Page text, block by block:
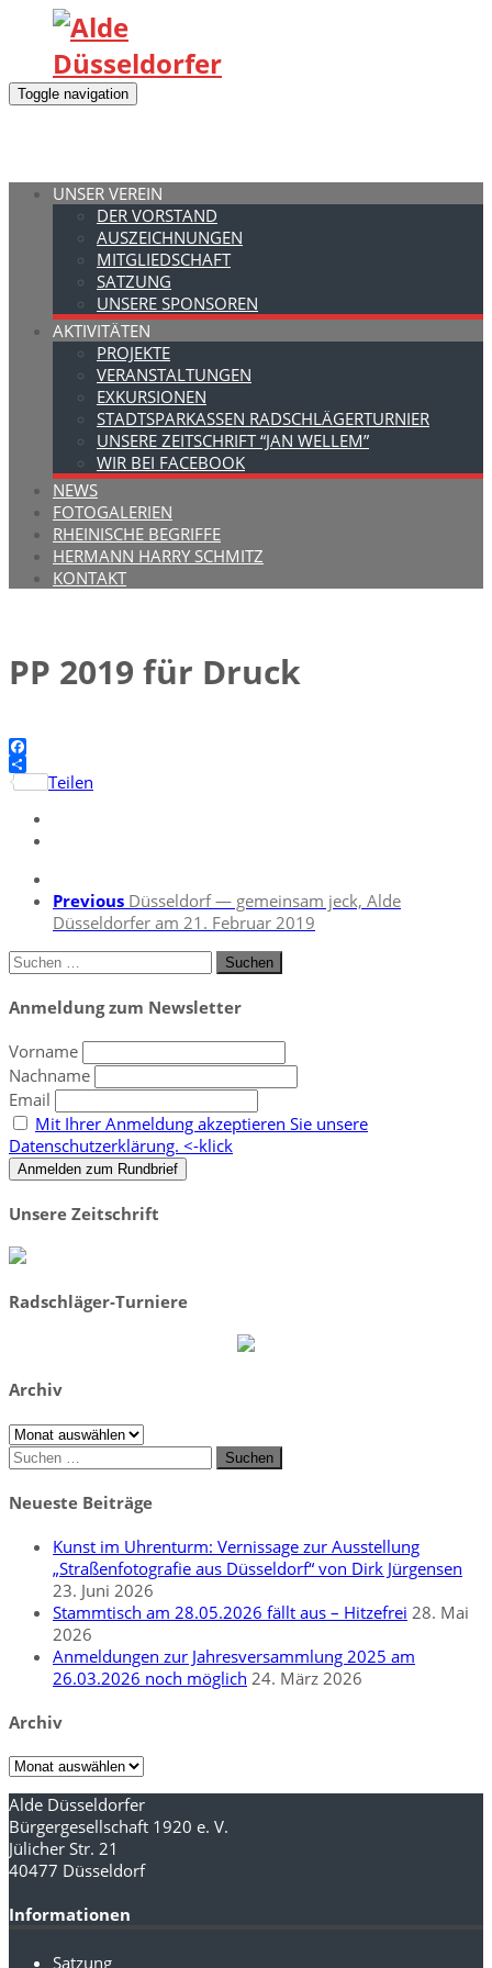
Toggle navigation
UNSER VEREIN
DER VORSTAND
AUSZEICHNUNGEN
MITGLIEDSCHAFT
SATZUNG
UNSERE SPONSOREN
AKTIVITÄTEN
PROJEKTE
VERANSTALTUNGEN
EXKURSIONEN
STADTSPARKASSEN RADSCHLÄGERTURNIER
UNSERE ZEITSCHRIFT “JAN WELLEM”
WIR BEI FACEBOOK
NEWS
FOTOGALERIEN
RHEINISCHE BEGRIFFE
HERMANN HARRY SCHMITZ
KONTAKT
PP 2019 für Druck
Facebook
Teilen
Previous Düsseldorf — gemeinsam jeck, Alde
Düsseldorfer am 21. Februar 2019
Suchen
Anmeldung zum Newsletter
Vorname
Nachname
Email
Mit Ihrer Anmeldung akzeptieren Sie unsere
Datenschutzerklärung. <-klick
Unsere Zeitschrift
Radschläger-Turniere
Archiv
Archiv
Suchen
nach:
Neueste Beiträge
Kunst im Uhrenturm: Vernissage zur Ausstellung
„Straßenfotografie aus Düsseldorf“ von Dirk Jürgensen
23. Juni 2026
Stammtisch am 28.05.2026 fällt aus – Hitzefrei 28. Mai
2026
Anmeldungen zur Jahresversammlung 2025 am
26.03.2026 noch möglich 24. März 2026
Archiv
Archiv
Alde Düsseldorfer
Bürgergesellschaft 1920 e. V.
Jülicher Str. 21
40477 Düsseldorf
Informationen
Satzung